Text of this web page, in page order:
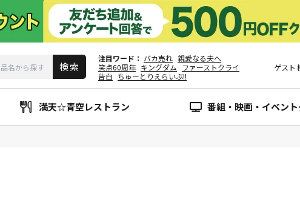
注目ワード バカ売れ 親愛なる夫へ
笑点60周年 キングダム ファーストクライ
告白 ちゅーとりえらいぶ!!
ゲスト
満天☆青空レストラン 番組・映画・イベン